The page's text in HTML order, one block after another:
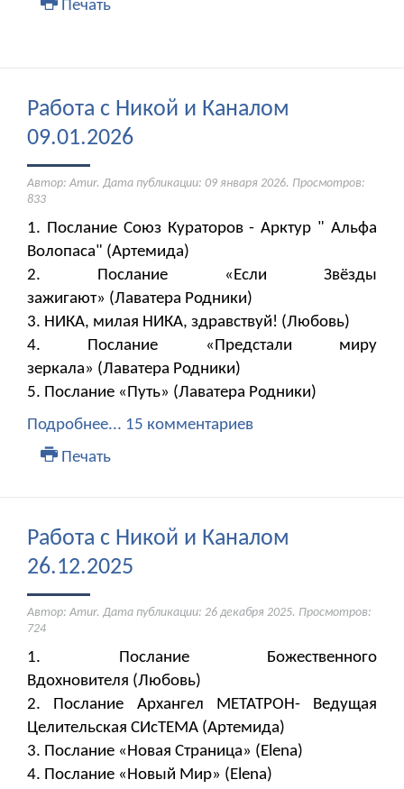
Печать
Работа с Никой и Каналом
09.01.2026
Автор: Amur. Дата публикации: 09 января 2026. Просмотров:
833
1. Послание Союз Кураторов - Арктур " Альфа
Волопаса" (Артемида)
2. Послание «Если Звёзды
зажигают» (Лаватера Родники)
3. НИКА, милая НИКА, здравствуй! (Любовь)
4. Послание «Предстали миру
зеркала» (Лаватера Родники)
5. Послание «Путь» (Лаватера Родники)
Подробнее... 15 комментариев
Печать
Работа с Никой и Каналом
26.12.2025
Автор: Amur. Дата публикации: 26 декабря 2025. Просмотров:
724
1. Послание Божественного
Вдохновителя (Любовь)
2. Послание Архангел МЕТАТРОН- Ведущая
Целительская СИсТЕМА (Артемида)
3. Послание «Новая Страница» (Elena)
4. Послание «Новый Мир» (Elena)